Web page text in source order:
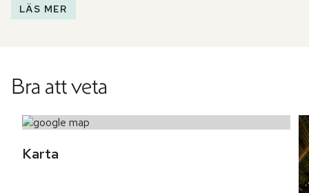
LÄS MER
Bra att veta